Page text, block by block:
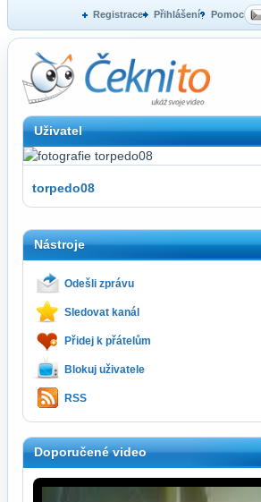
Registrace Přihlášení Pomoc
Uživatel
torpedo08
Nástroje
Odešli zprávu
Sledovat kanál
Přidej k přátelům
Blokuj uživatele
RSS
Doporučené video